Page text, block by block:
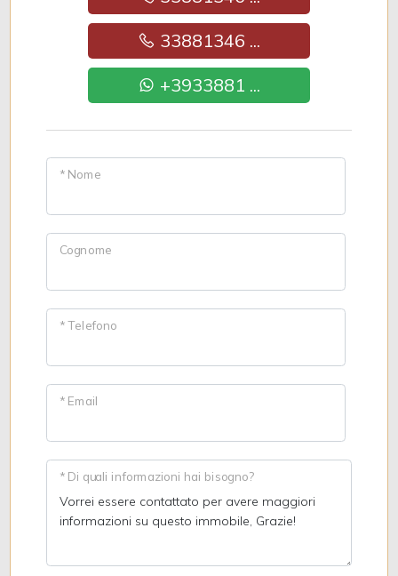
33881346 ...
+3933881 ...
* Nome
Cognome
* Telefono
* Email
* Di quali informazioni hai bisogno?